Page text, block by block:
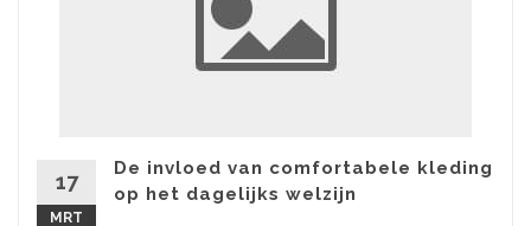
17
MRT
De invloed van comfortabele kleding
op het dagelijks welzijn